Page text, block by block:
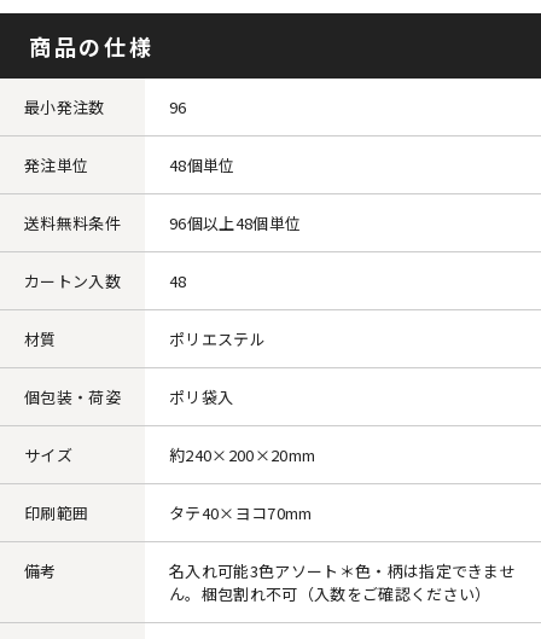
商品の仕様
最小発注数 96
発注単位 48個単位
送料無料条件 96個以上48個単位
カートン入数 48
材質 ポリエステル
個包装・荷姿 ポリ袋入
サイズ 約240×200×20mm
印刷範囲 タテ40×ヨコ70mm
備考
名入れ可能3色アソート＊色・柄は指定できませ
ん。梱包割れ不可（入数をご確認ください）